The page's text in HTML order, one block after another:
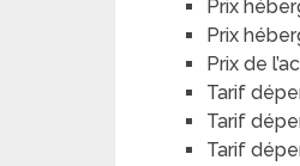
Prix
Prix
Prix de
Tarif
Tarif
Tarif